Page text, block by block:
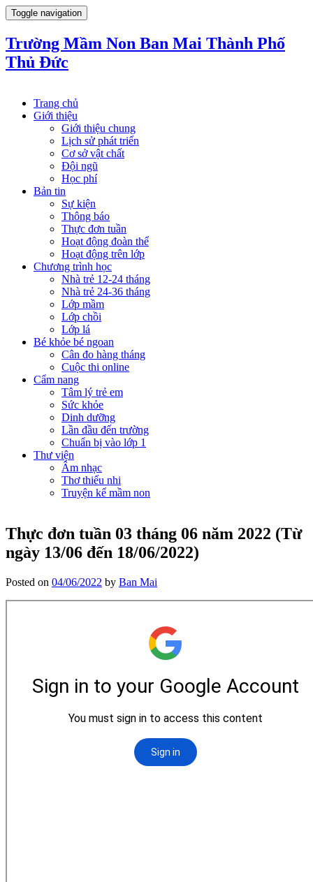
Toggle navigation
Trường Mầm Non Ban Mai Thành Phố
Thủ Đức
Trang chủ
Giới thiệu
Giới thiệu chung
Lịch sử phát triển
Cơ sở vật chất
Đội ngũ
Học phí
Bản tin
Sự kiện
Thông báo
Thực đơn tuần
Hoạt động đoàn thể
Hoạt động trên lớp
Chương trình học
Nhà trẻ 12-24 tháng
Nhà trẻ 24-36 tháng
Lớp mầm
Lớp chồi
Lớp lá
Bé khỏe bé ngoan
Cân đo hàng tháng
Cuộc thi online
Cẩm nang
Tâm lý trẻ em
Sức khỏe
Dinh dưỡng
Lần đầu đến trường
Chuẩn bị vào lớp 1
Thư viện
Âm nhạc
Thơ thiếu nhi
Truyện kể mầm non
Thực đơn tuần 03 tháng 06 năm 2022 (Từ
ngày 13/06 đến 18/06/2022)
Posted on 04/06/2022 by Ban Mai